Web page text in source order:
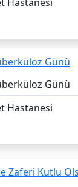
Hastanesi
Günü
Hastanesi